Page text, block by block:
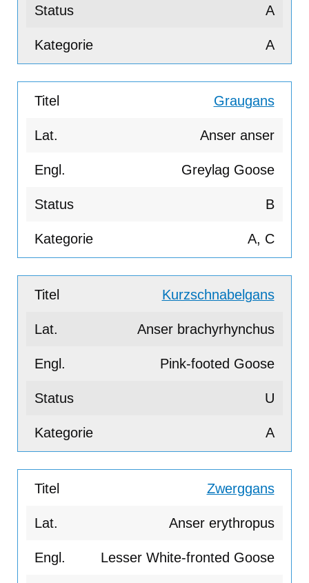
A
A
Graugans
Anser anser
Greylag Goose
B
A, C
Kurzschnabelgans
Anser brachyrhynchus
Pink-footed Goose
U
A
Zwerggans
Anser erythropus
Lesser White-fronted Goose